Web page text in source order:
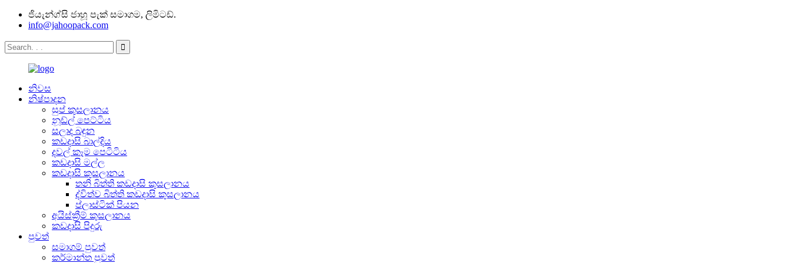
ජියැන්ග්සි ජාහූ පැක් සමාගම, ලිමිටඩ්.
info@jahoopack.com
නිවස
නිෂ්පාදන
සුප් කුසලානය
නූඩ්ල් පෙට්ටිය
සලාද බඳුන
කඩදාසි බාල්දිය
දවල් කෑම පෙටිටිය
කඩදාසි මල්ල
කඩදාසි කුසලානය
තනි බිත්ති කඩදාසි කුසලානය
ද්විත්ව බිත්ති කඩදාසි කුසලානය
ප්ලාස්ටික් පියන
අයිස්ක්‍රීම් කුසලානය
කඩදාසි පිදුරු
පුවත්
සමාගම් පුවත්
කර්මාන්ත පුවත්